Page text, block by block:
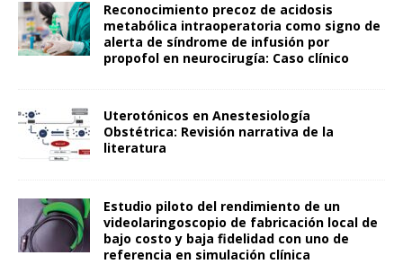
Reconocimiento precoz de acidosis
metabólica intraoperatoria como signo de
alerta de síndrome de infusión por
propofol en neurocirugía: Caso clínico
Uterotónicos en Anestesiología
Obstétrica: Revisión narrativa de la
literatura
Estudio piloto del rendimiento de un
videolaringoscopio de fabricación local de
bajo costo y baja fidelidad con uno de
referencia en simulación clínica